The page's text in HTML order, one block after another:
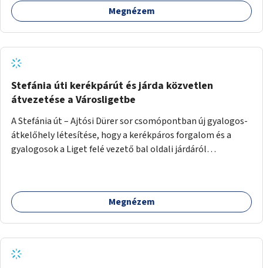
Megnézem
Stefánia úti kerékpárút és járda közvetlen
átvezetése a Városligetbe
A Stefánia út – Ajtósi Dürer sor csomópontban új gyalogos-
átkelőhely létesítése, hogy a kerékpáros forgalom és a
gyalogosok a Liget felé vezető bal oldali járdáról
Megnézem